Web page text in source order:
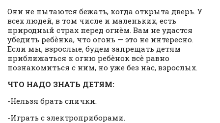
Они не пытаются бежать, когда открыта дверь. У
всех людей, в том числе и маленьких, есть
природный страх перед огнѐм. Вам не удастся
убедить ребѐнка, что огонь — это не интересно.
Если мы, взрослые, будем запрещать детям
приближаться к огню ребѐнок всѐ равно
познакомиться с ним, но уже без нас, взрослых.
ЧТО НАДО ЗНАТЬ ДЕТЯМ:
-Нельзя брать спички.
-Играть с электроприборами.